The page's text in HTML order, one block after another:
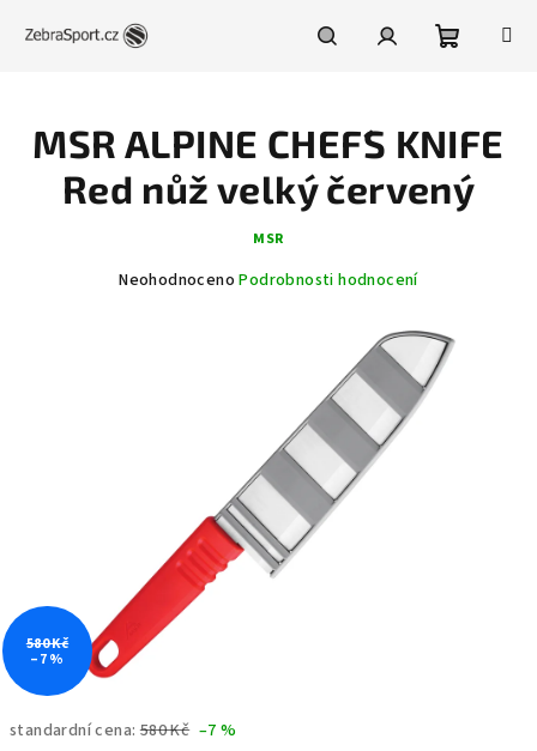
košík
standardní cena: 580 Kč –7 %
MSR ALPINE CHEF´S KNIFE
Red nůž velký červený
MSR
Průměrné
Neohodnoceno Podrobnosti hodnocení
580 Kč
–7 %